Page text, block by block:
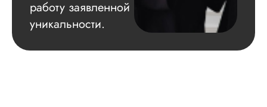
работу заявленной
уникальности.